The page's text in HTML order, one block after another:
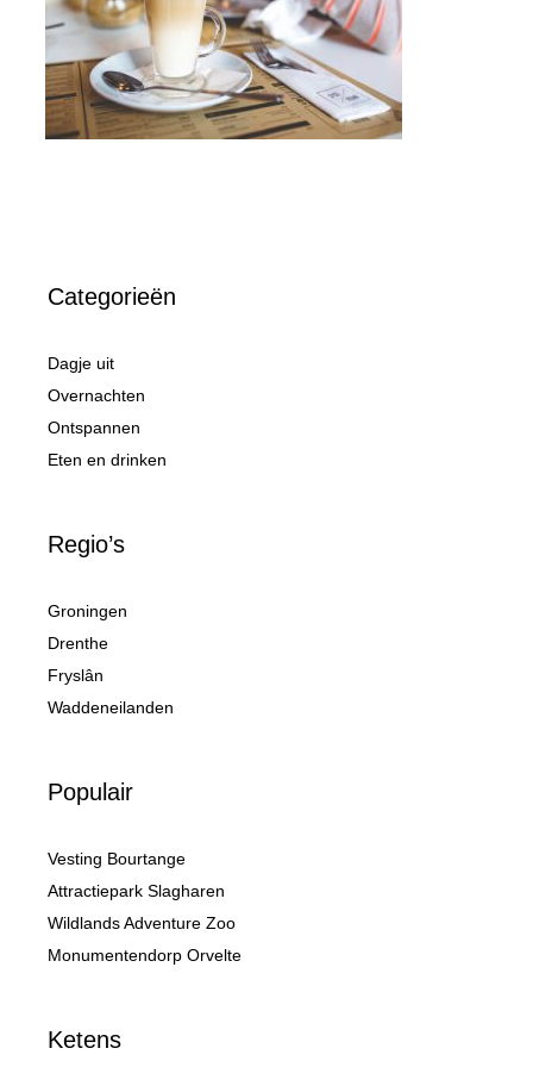
Categorieën
Dagje uit
Overnachten
Ontspannen
Eten en drinken
Regio’s
Groningen
Drenthe
Fryslân
Waddeneilanden
Populair
Vesting Bourtange
Attractiepark Slagharen
Wildlands Adventure Zoo
Monumentendorp Orvelte
Ketens